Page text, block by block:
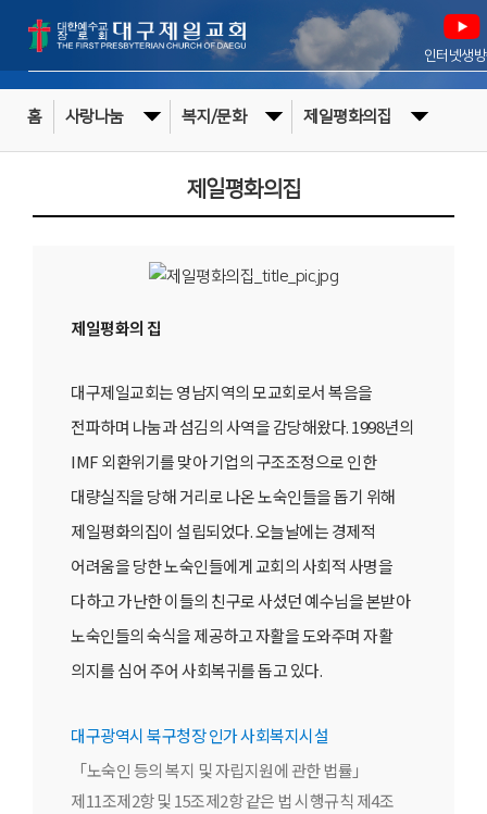
인터넷생
홈 사랑나눔 복지/문화 제일평화의집
제일평화의집
제일평화의 집
대구제일교회는 영남지역의 모교회로서 복음을
전파하며 나눔과 섬김의 사역을 감당해왔다. 1998년의
IMF 외환위기를 맞아 기업의 구조조정으로 인한
대량실직을 당해 거리로 나온 노숙인들을 돕기 위해
제일평화의집이 설립되었다. 오늘날에는 경제적
어려움을 당한 노숙인들에게 교회의 사회적 사명을
다하고 가난한 이들의 친구로 사셨던 예수님을 본받아
노숙인들의 숙식을 제공하고 자활을 도와주며 자활
의지를 심어 주어 사회복귀를 돕고 있다.
대구광역시 북구청장 인가 사회복지시설
「노숙인 등의 복지 및 자립지원에 관한 법률」
제11조제2항 및 15조제2항 같은 법 시행규칙 제4조